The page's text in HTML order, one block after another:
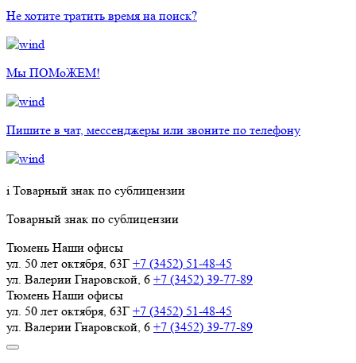
Не хотите тратить время на поиск?
Мы ПОМоЖЕМ!
Пишите в чат, мессенджеры или звоните по телефону
i Товарный знак по сублицензии
Товарный знак по сублицензии
Тюмень Наши офисы
ул. 50 лет октября, 63Г +7 (3452) 51-48-45
ул. Валерии Гнаровской, 6 +7 (3452) 39-77-89
Тюмень Наши офисы
ул. 50 лет октября, 63Г +7 (3452) 51-48-45
ул. Валерии Гнаровской, 6 +7 (3452) 39-77-89